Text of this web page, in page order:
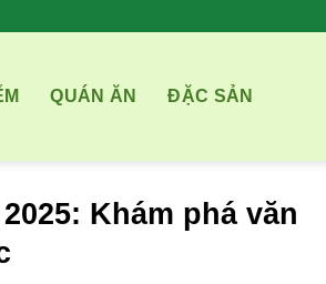
QUÁN ĂN ĐẶC SẢN
Khám phá văn